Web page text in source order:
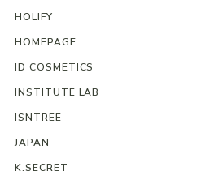
HOLIFY
HOMEPAGE
ID COSMETICS
INSTITUTE LAB
ISNTREE
JAPAN
K.SECRET